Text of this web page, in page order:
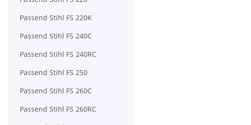
Passend Stihl FS 220K
Passend Stihl FS 240C
Passend Stihl FS 240RC
Passend Stihl FS 250
Passend Stihl FS 260C
Passend Stihl FS 260RC